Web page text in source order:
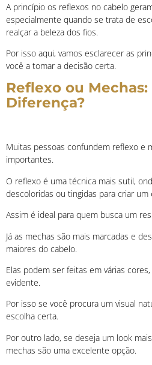
A princípio os reflexos no cabelo
especialmente quando se trata de
realçar a beleza dos fios.
Por isso aqui, vamos esclarecer as
você a tomar a decisão certa.
Reflexo ou Mechas:
Diferença?
Muitas pessoas confundem reflexo e
importantes.
O reflexo é uma técnica mais sutil,
descoloridas ou tingidas para criar
Assim é ideal para quem busca um
Já as mechas são mais marcadas e
maiores do cabelo.
Elas podem ser feitas em várias
evidente.
Por isso se você procura um visual
escolha certa.
Por outro lado, se deseja um look
mechas são uma excelente opção.